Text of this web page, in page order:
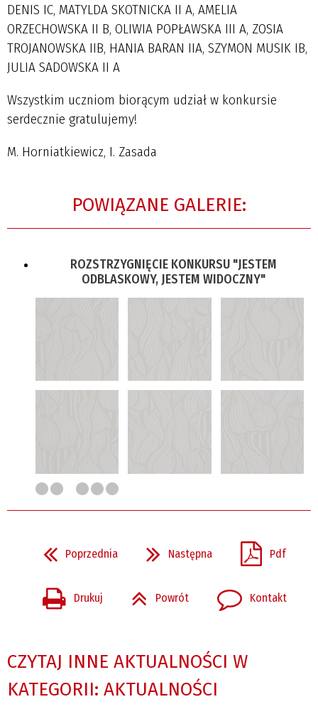
DENIS IC, MATYLDA SKOTNICKA II A, AMELIA
ORZECHOWSKA II B, OLIWIA POPŁAWSKA III A, ZOSIA
TROJANOWSKA IIB, HANIA BARAN IIA, SZYMON MUSIK IB,
JULIA SADOWSKA II A
Wszystkim uczniom biorącym udział w konkursie
serdecznie gratulujemy!
M. Horniatkiewicz, I. Zasada
POWIĄZANE GALERIE:
ROZSTRZYGNIĘCIE KONKURSU "JESTEM
ODBLASKOWY, JESTEM WIDOCZNY"
Poprzednia Następna Pdf
Drukuj Powrót Kontakt
CZYTAJ INNE AKTUALNOŚCI W
KATEGORII: AKTUALNOŚCI